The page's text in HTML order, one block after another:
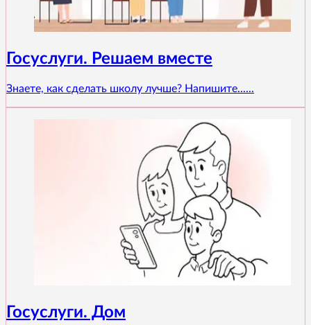
Госуслуги. Решаем вместе
Знаете, как сделать школу лучше? Напишите......
Госуслуги. Дом